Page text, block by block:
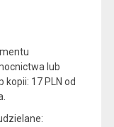
lub
kopii: 17 PLN od